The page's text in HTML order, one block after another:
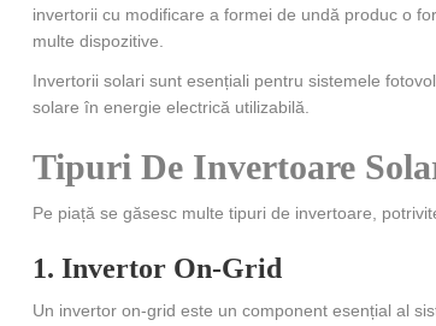
invertorii cu modificare a formei de undă produc o
multe dispozitive.
Invertorii solari sunt esențiali pentru sistemele
solare în energie electrică utilizabilă.
Tipuri De Invertoare
Pe piață se găsesc multe tipuri de invertoare,
1. Invertor On-Grid
Un invertor on-grid este un component esențial al